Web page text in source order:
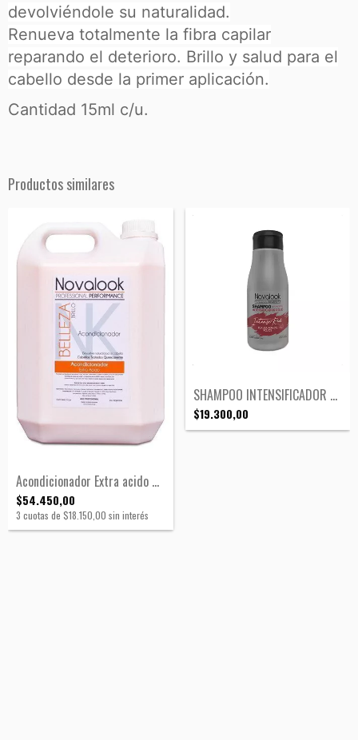
devolviéndole su naturalidad.
Renueva totalmente la fibra capilar
reparando el deterioro. Brillo y salud para el
cabello desde la primer aplicación.
Cantidad 15ml c/u.
Productos similares
Acondicionador Extra acido Novalook
$54.450,00
3 cuotas de $18.150,00 sin interés
SHAMPOO INTENSIFICADOR RED NOVALOOK X375...
$19.300,00